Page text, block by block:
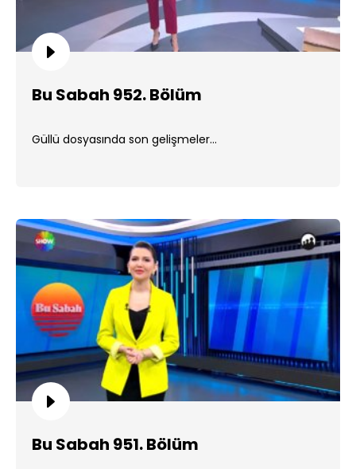
Bu Sabah 952. Bölüm
Güllü dosyasında son gelişmeler...
Bu Sabah 951. Bölüm